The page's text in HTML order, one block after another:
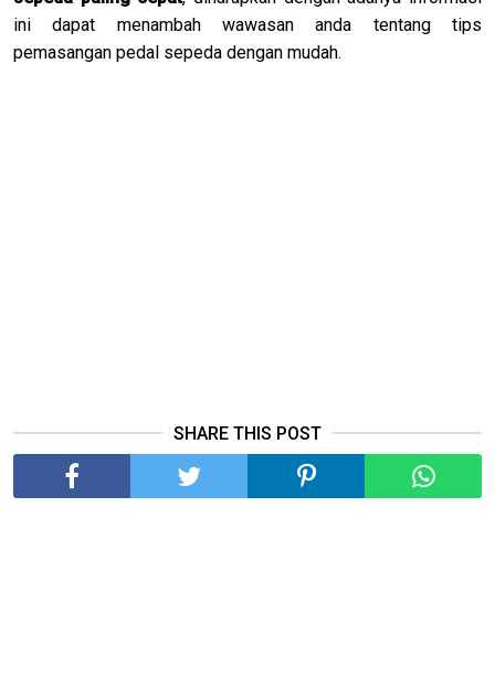
ini dapat menambah wawasan anda tentang tips
pemasangan pedal sepeda dengan mudah.
SHARE THIS POST